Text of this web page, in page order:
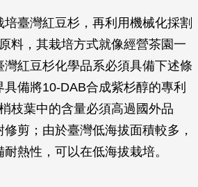
臺灣紅豆杉，再利用機械化採割
料，其栽培方式就像經營茶園一
紅豆杉化學品系必須具備下述條
備將10-DAB合成紫杉醇的專利
枝葉中的含量必須高過國外品
剪；由於臺灣低海拔面積較多，
熱性，可以在低海拔栽培。